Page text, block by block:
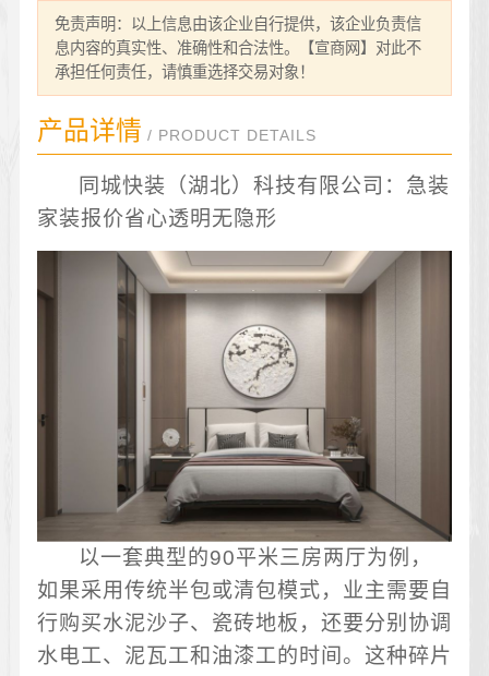
免责声明：以上信息由该企业自行提供，该企业负责信
息内容的真实性、准确性和合法性。【宣商网】对此不
承担任何责任，请慎重选择交易对象！
产品详情 / PRODUCT DETAILS
同城快装（湖北）科技有限公司：急装
家装报价省心透明无隐形
以一套典型的90平米三房两厅为例，
如果采用传统半包或清包模式，业主需要自
行购买水泥沙子、瓷砖地板，还要分别协调
水电工、泥瓦工和油漆工的时间。这种碎片